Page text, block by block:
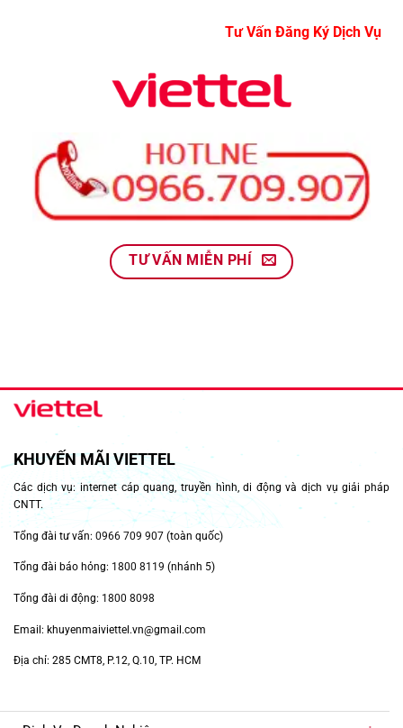
Tư Vấn Đăng Ký
TƯ VẤN MIỄN PHÍ
KHUYẾN MÃI VIETTEL
Các dịch vụ: internet cáp quang, truyền hình, di động và dịch vụ giải pháp
CNTT.
Tổng đài tư vấn: 0966 709 907 (toàn quốc)
Tổng đài báo hỏng: 1800 8119 (nhánh 5)
Tổng đài di động: 1800 8098
Email: khuyenmaiviettel.vn@gmail.com
Địa chỉ: 285 CMT8, P.12, Q.10, TP. HCM